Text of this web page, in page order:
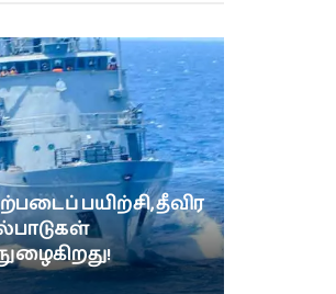
பயிற்சி, தீவிர